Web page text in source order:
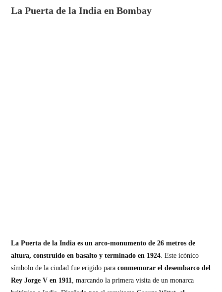
La Puerta de la India en Bombay
La Puerta de la India es un arco-monumento de 26 metros de
altura, construido en basalto y terminado en 1924. Este icónico
símbolo de la ciudad fue erigido paraconmemorar el desembarco del
Rey Jorge V en 1911, marcando la primera visita de un monarca